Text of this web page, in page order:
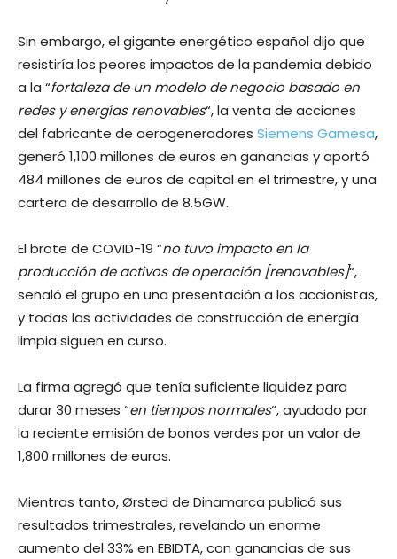
Sin embargo, el gigante energético español dijo que
resistiría los peores impactos de la pandemia debido
a la “fortaleza de un modelo de negocio basado en
redes y energías renovables“, la venta de acciones
del fabricante de aerogeneradores Siemens Gamesa,
generó 1,100 millones de euros en ganancias y aportó
484 millones de euros de capital en el trimestre, y una
cartera de desarrollo de 8.5GW.
El brote de COVID-19 “no tuvo impacto en la
producción de activos de operación [renovables]“,
señaló el grupo en una presentación a los accionistas,
y todas las actividades de construcción de energía
limpia siguen en curso.
La firma agregó que tenía suficiente liquidez para
durar 30 meses “en tiempos normales“, ayudado por
la reciente emisión de bonos verdes por un valor de
1,800 millones de euros.
Mientras tanto, Ørsted de Dinamarca publicó sus
resultados trimestrales, revelando un enorme
aumento del 33% en EBIDTA, con ganancias de sus